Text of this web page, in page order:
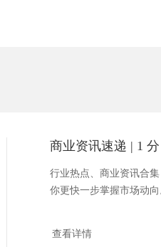
行业热点、商业资讯合
你更快一步掌握市场动
查看详情